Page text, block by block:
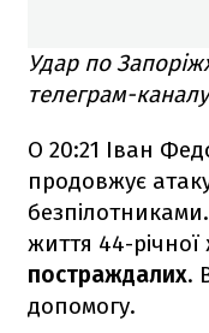
Удар по
телеграм-
О 20:21 Іван
продовжує
життя 44-
постраждалих.
допомогу.